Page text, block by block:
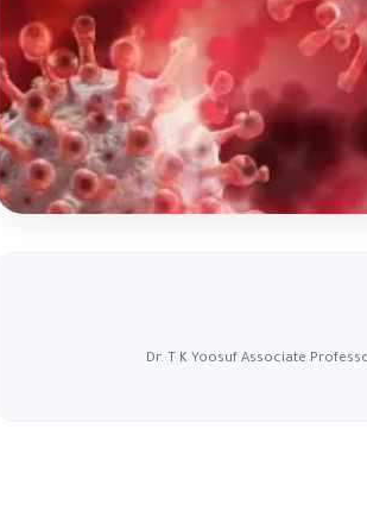
Dr. T K Yoosuf Associate